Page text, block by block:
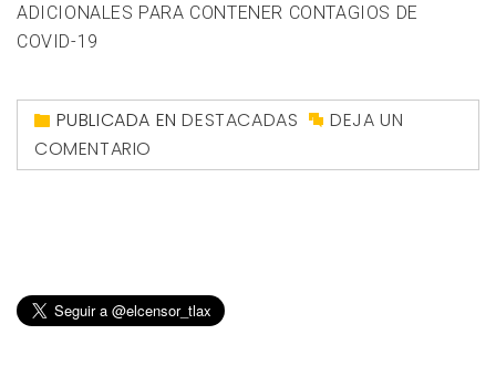
ADICIONALES PARA CONTENER CONTAGIOS DE
COVID-19
PUBLICADA ENDESTACADAS
DEJA UN
COMENTARIO